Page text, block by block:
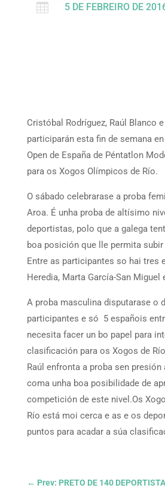
 5 DE FEBREIRO DE
Cristóbal Rodríguez, Raúl Blanco
participarán esta fin de semana
Open de España de Péntatlon
para os Xogos Olímpicos de Río.
O sábado celebrarase a proba
Aroa. É unha proba de altísimo
deportistas, polo que a galega
boa posición que lle permita
Entre as participantes so hai tres
Heredia, Marta García-San Miguel
A proba masculina disputarase o
participantes e só 5 españois
necesita facer un bo papel para
clasificación para os Xogos de
Raúl enfronta a proba sen presión
coma unha boa posibilidade de
competición de este nivel.Os
Río está moi cerca e as e os
puntos para acadar a súa
← Prev: PRETO DE 140